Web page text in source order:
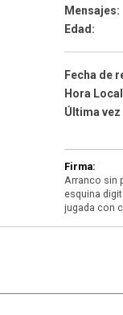
Mensajes:
Edad:
Fecha de
Hora
Última
Firma:
Arranco sin
esquina
jugada con